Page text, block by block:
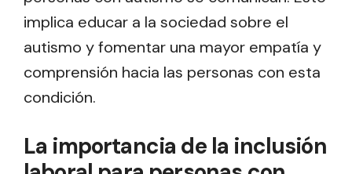
implica educar a la sociedad sobre el
autismo y fomentar una mayor empatía y
comprensión hacia las personas con esta
condición.
La importancia de la inclusión